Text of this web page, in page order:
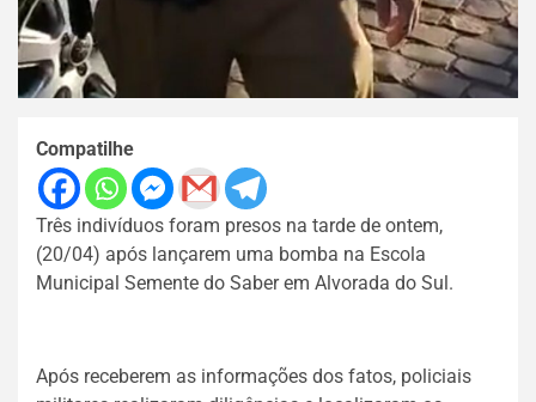
Compatilhe
Três indivíduos foram presos na tarde de ontem,
(20/04) após lançarem uma bomba na Escola
Municipal Semente do Saber em Alvorada do Sul.
Após receberem as informações dos fatos, policiais